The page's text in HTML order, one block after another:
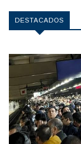
DESTACADOS